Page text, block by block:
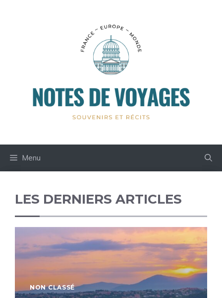
Menu
LES DERNIERS ARTICLES
NON CLASSÉ